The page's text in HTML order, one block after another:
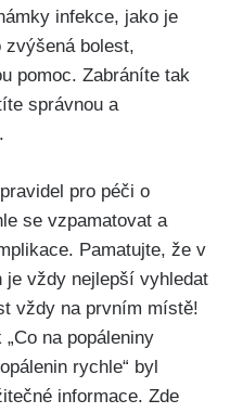
infekce, jako je
zvýšená bolest,
pomoc. Zabráníte tak
správnou a
pro péči o
se ⁤vzpamatovat⁢ a
Pamatujte, ​že v‌
je vždy nejlepší vyhledat
vždy na prvním místě!
na popáleniny⁢
rychle“ byl
informace. ‌Zde‍